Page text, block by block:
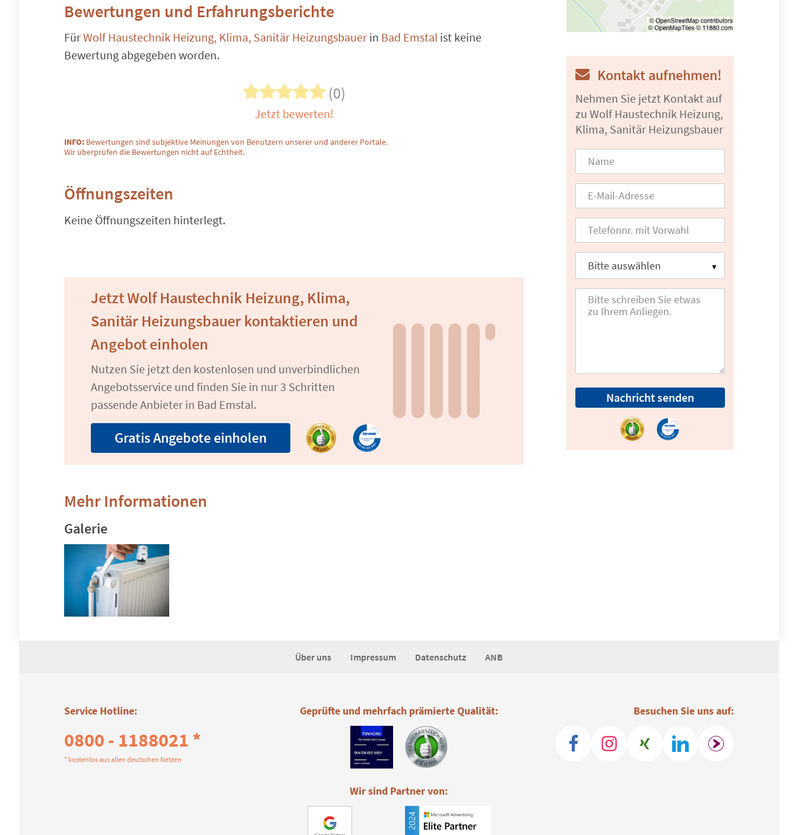
Bewertungen und Erfahrungsberichte
FürWolf Haustechnik Heizung, Klima, Sanitär Heizungsbauer in Bad Emstal ist keine
Bewertung abgegeben worden.
(0)
Jetzt bewerten!
INFO: Bewertungen sind subjektive Meinungen von Benutzern unserer und anderer Portale.
Wir überprüfen die Bewertungen nicht auf Echtheit.
Öffnungszeiten
Keine Öffnungszeiten hinterlegt.
Jetzt Wolf Haustechnik Heizung, Klima,
Sanitär Heizungsbauer kontaktieren und
Angebot einholen
Nutzen Sie jetzt den kostenlosen und unverbindlichen
Angebotsservice und finden Sie in nur 3 Schritten
passende Anbieter in Bad Emstal.
Gratis Angebote einholen
Mehr Informationen
Galerie
Kontakt aufnehmen!
Nehmen Sie jetzt Kontakt auf
zu Wolf Haustechnik Heizung,
Klima, Sanitär Heizungsbauer
Nachricht senden
Über uns Impressum Datenschutz ANB
Service Hotline:
0800 - 1188021 *
* kostenlos aus allen deutschen Netzen
Besuchen Sie uns auf:
Geprüfte und mehrfach prämierte Qualität:
Wir sind Partner von: